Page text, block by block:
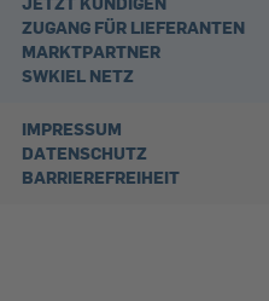
ZUGANG FÜR LIEFERANTEN
MARKTPARTNER
SWKIEL NETZ
IMPRESSUM
DATENSCHUTZ
BARRIEREFREIHEIT